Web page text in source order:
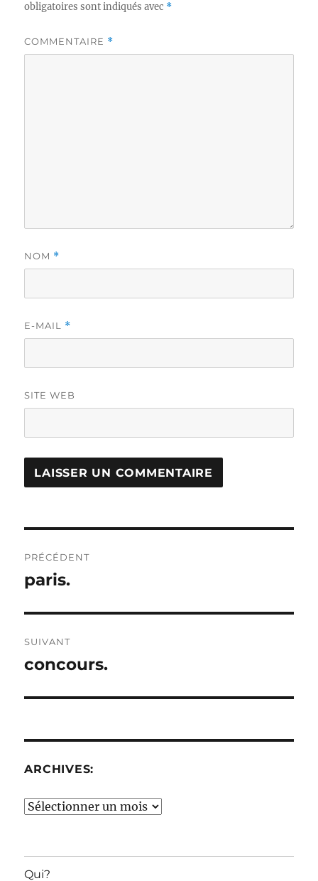
obligatoires sont indiqués avec *
COMMENTAIRE *
NOM *
E-MAIL *
SITE WEB
de
PRÉCÉDENT
Publication
paris.
SUIVANT
Publication
concours.
ARCHIVES:
Archives:
Qui?